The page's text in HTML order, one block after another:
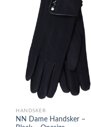
HANDSKER
NN Dame Handsker –